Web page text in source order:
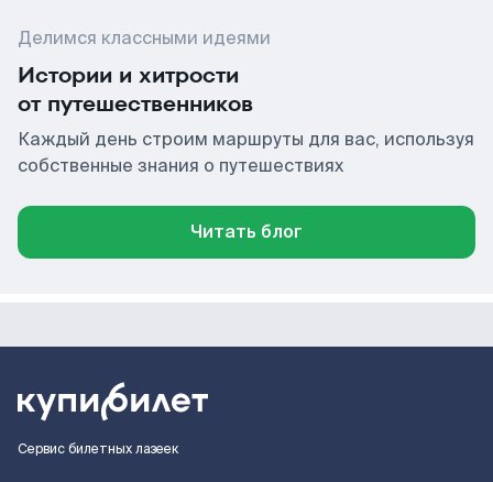
Делимся классными идеями
Истории и хитрости
от путешественников
Каждый день строим маршруты для вас, используя
собственные знания о путешествиях
Читать блог
Сервис билетных лазеек